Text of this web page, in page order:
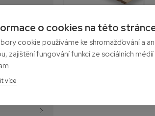
a
o cookies na této
cookie používáme ke shromažďování a
zajištění fungování funkcí ze sociálních
více